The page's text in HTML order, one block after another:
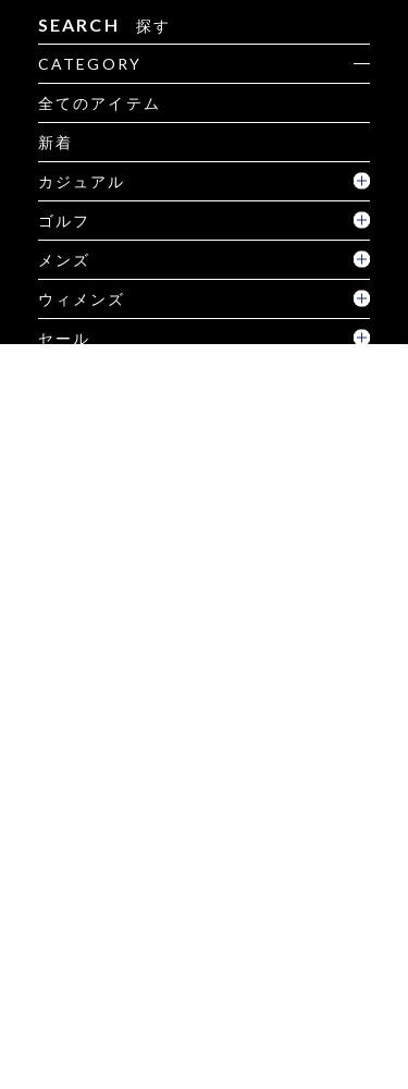
SEARCH 探す
CATEGORY
全てのアイテム
新着
カジュアル
ゴルフ
メンズ
ウィメンズ
セール